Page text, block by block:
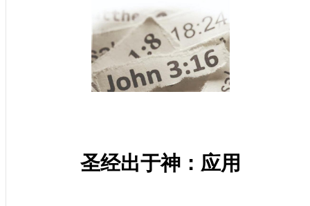
圣经出于神：应用